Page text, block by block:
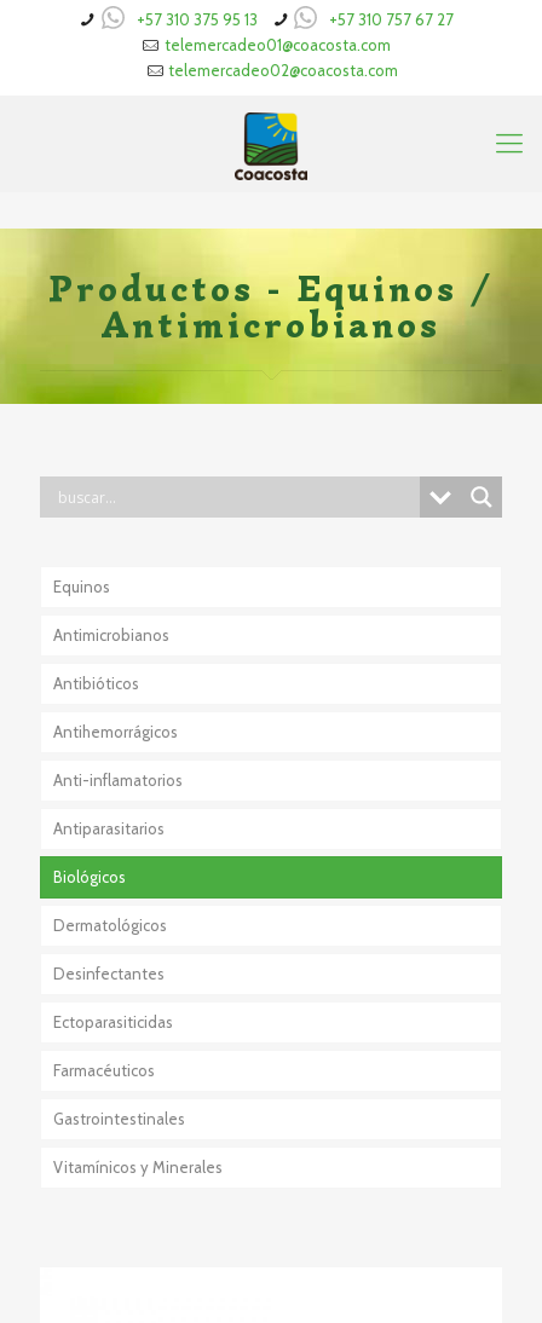
+57 310 375 95 13
+57 310 757 67 27
telemercadeo01@coacosta.com
telemercadeo02@coacosta.com
Productos - Equinos /
Antimicrobianos
Equinos
Antimicrobianos
Antibióticos
Antihemorrágicos
Anti-inflamatorios
Esteroidales
No Esteroidales
Antiparasitarios
Externos
Internos
Externos + Internos
Biológicos
Dermatológicos
Desinfectantes
Ectoparasiticidas
Farmacéuticos
Anestésico-Sedante
Eutanásicos
Gastrointestinales
Vitamínicos y Minerales